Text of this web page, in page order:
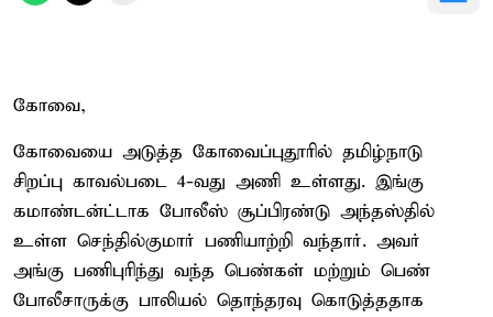
கோவை,
கோவையை அடுத்த கோவைப்புதூரில் தமிழ்நாடு
சிறப்பு காவல்படை 4-வது அணி உள்ளது. இங்கு
கமாண்டன்ட்டாக போலீஸ் சூப்பிரண்டு அந்தஸ்தில்
உள்ள செந்தில்குமார் பணியாற்றி வந்தார். அவர்
அங்கு பணிபுரிந்து வந்த பெண்கள் மற்றும் பெண்
போலீசாருக்கு பாலியல் தொந்தரவு கொடுத்ததாக